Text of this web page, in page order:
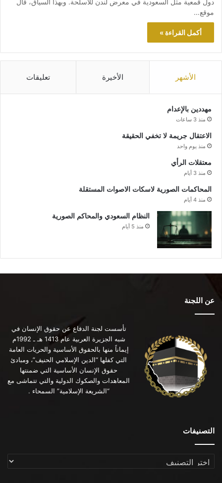
موقع…
أكمل القراءة »
الأشهر الأخيرة تعليقات
مهددين بالإعدام
منذ 3 ساعات
الاعتقال جريمة لا تخفي الحقيقة
منذ يوم واحد
معتقلات الرأي
منذ 3 أيام
المحاكمات الصورية لاسكات الاصوات المستقلة
منذ 4 أيام
النظام السعودي والمحاكم الصورية
منذ 5 أيام
عن اللجنة
تأسست لجنة الدفاع عن حقوق الإنسان في
شبه الجزيرة العربية عام 1413 هـ ـ 1992م
إيماناً منها بالحقوق الأساسية والحريات العامة
التي كفلها “الدين الإسلامي الحنيف”، ومبادئ
حقوق الإنسان الأساسية التي ضمنتها
المعاهدات والصكوك الدولية والتي تتماشى مع
“الشريعة الإسلامية” السمحاء .
التصنيفات
التصنيفات